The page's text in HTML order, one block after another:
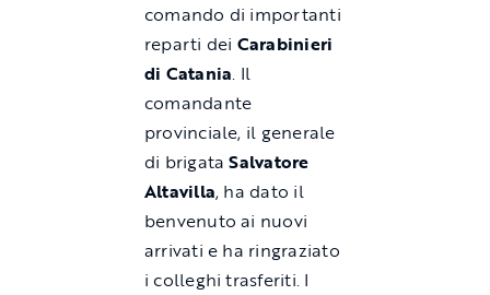
comando di importanti
reparti dei Carabinieri
di Catania. Il
comandante
provinciale, il generale
di brigataSalvatore
Altavilla, ha dato il
benvenuto ai nuovi
arrivati e ha ringraziato
i colleghi trasferiti. I